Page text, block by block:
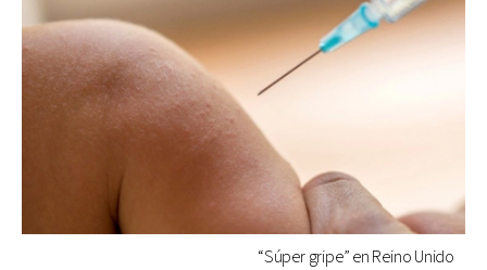
“Súper gripe” en Reino Unido